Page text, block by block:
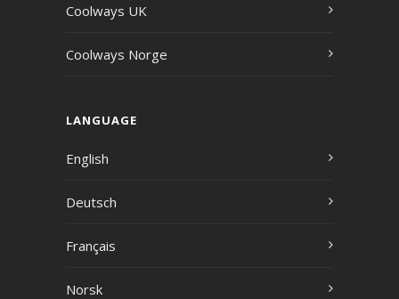
Coolways UK
Coolways Norge
LANGUAGE
English
Deutsch
Français
Norsk